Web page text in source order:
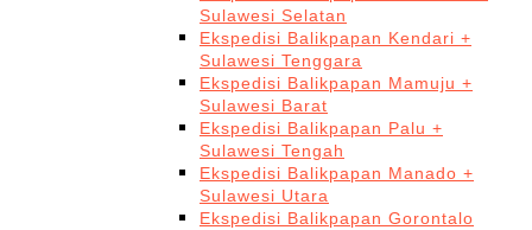
Sulawesi Selatan
Ekspedisi Balikpapan Kendari +
Sulawesi Tenggara
Ekspedisi Balikpapan Mamuju +
Sulawesi Barat
Ekspedisi Balikpapan Palu +
Sulawesi Tengah
Ekspedisi Balikpapan Manado +
Sulawesi Utara
Ekspedisi Balikpapan Gorontalo